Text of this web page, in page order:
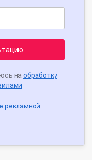
на обработку
рекламной